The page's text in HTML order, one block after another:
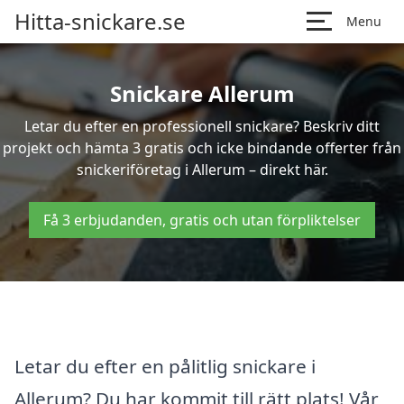
Hitta-snickare.se Menu
Snickare Allerum
Letar du efter en professionell snickare? Beskriv ditt
projekt och hämta 3 gratis och icke bindande offerter från
snickeriföretag i Allerum – direkt här.
Få 3 erbjudanden, gratis och utan förpliktelser
Letar du efter en pålitlig snickare i
Allerum? Du har kommit till rätt plats! Vår